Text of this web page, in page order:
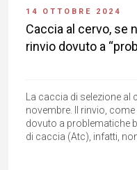
14 OTTOBRE 2024
Caccia al cervo, se
rinvio dovuto a
La caccia di selezione
novembre. Il rinvio,
dovuto a problematiche
di caccia (Atc), infatti,